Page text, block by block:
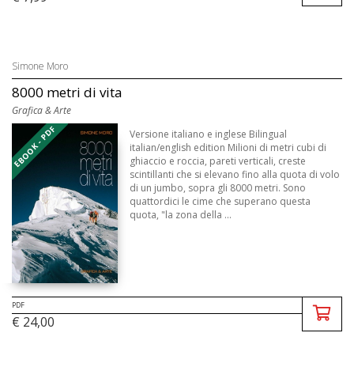
Simone Moro
8000 metri di vita
Grafica & Arte
EBOOK - PDF
Versione italiano e inglese Bilingual
italian/english edition Milioni di metri cubi di
ghiaccio e roccia, pareti verticali, creste
scintillanti che si elevano fino alla quota di volo
di un jumbo, sopra gli 8000 metri. Sono
quattordici le cime che superano questa
quota, "la zona della ...
PDF
€ 24,00